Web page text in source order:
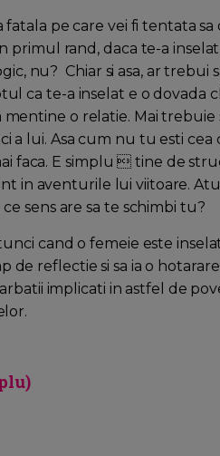
pe care vei fi tentata sa
primul rand, daca te-a
nu? Chiar si asa, ar trebui
ca te-a inselat e o dovada
o relatie. Mai trebuie
a lui. Asa cum nu tu esti cea
faca. E simplu  tine de
in aventurile lui viitoare.
sens are sa te schimbi tu?
cand o femeie este
de reflectie si sa ia o
implicati in astfel de